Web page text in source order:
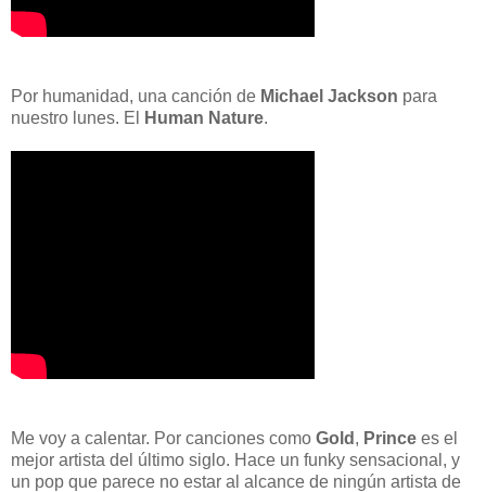
Por humanidad, una canción de Michael Jackson para
nuestro lunes. El
Human Nature.
Me voy a calentar. Por canciones como Gold , Prince es el
mejor artista del último siglo. Hace un funky sensacional, y
un pop que parece no estar al alcance de ningún artista de